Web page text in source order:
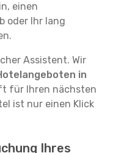
einen
oder Ihr lang
Assistent. Wir
in
für Ihren nächsten
ist nur einen Klick
Ihres